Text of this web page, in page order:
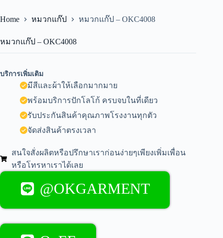
Home หมวกแก๊ป หมวกแก๊ป – OKC4008
หมวกแก๊ป – OKC4008
บริการเพิ่มเติม
มีสีและผ้าให้เลือกมากมาย
พร้อมบริการปักโลโก้ ครบจบในที่เดียว
รับประกันสินค้าคุณภาพโรงงานทุกตัว
จัดส่งสินค้าตรงเวลา
สนใจสั่งผลิตหรือปรึกษาเราก่อนง่ายๆเพียงเพิ่มเพื่อน
หรือโทรหาเราได้เลย
@OKGARMENT